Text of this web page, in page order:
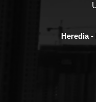
Heredia -